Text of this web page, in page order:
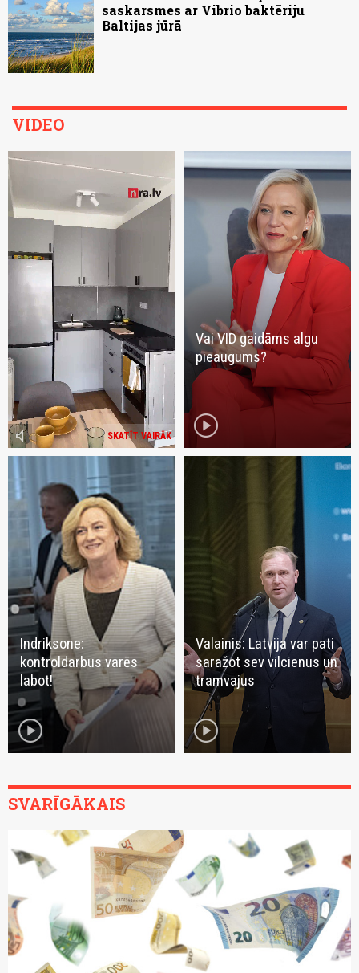
saskarsmes ar Vibrio baktēriju
Baltijas jūrā
VIDEO
SKATĪT VAIRĀK
volume_mute
Vai VID gaidāms algu
pieaugums?
play_circle
Indriksone:
kontroldarbus varēs
labot!
play_circle
Valainis: Latvija var pati
saražot sev vilcienus un
tramvajus
play_circle
SVARĪGĀKAIS